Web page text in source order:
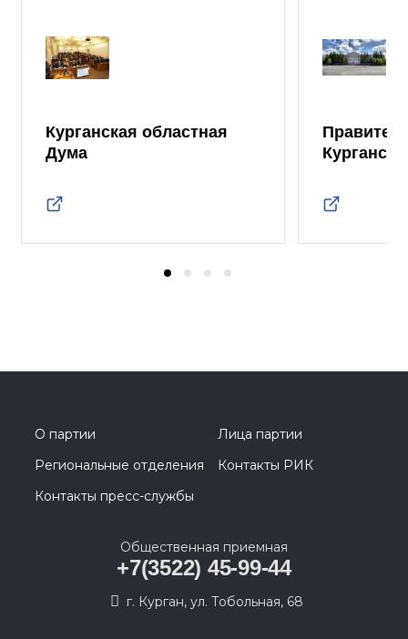
Курганская областная
Дума
О партии
Лица партии
Региональные отделения
Контакты РИК
Контакты пресс-службы
Общественная приемная
+7(3522) 45-99-44
г. Курган, ул. Тобольная, 68